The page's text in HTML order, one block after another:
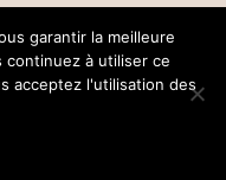
garantir la meilleure
à utiliser ce
acceptez l'utilisation des